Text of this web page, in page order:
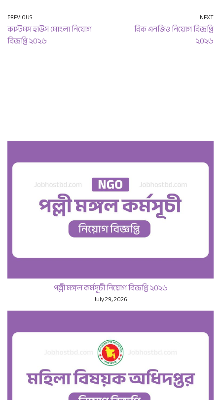
PREVIOUS
কাস্টমস হাউস মোংলা নিয়োগ
বিজ্ঞপ্তি ২০২৬
NEXT
রিক এনজিও নিয়োগ বিজ্ঞপ্তি
২০২৬
পল্লী মঙ্গল কর্মসূচী নিয়োগ বিজ্ঞপ্তি ২০২৬
July 29, 2026